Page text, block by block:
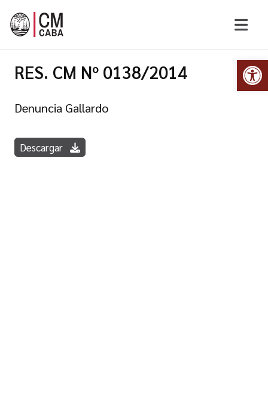
RES. CM Nº 0138/2014
Denuncia Gallardo
Descargar